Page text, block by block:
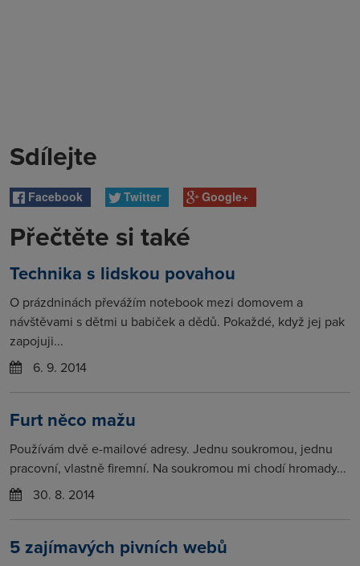
Sdílejte
Facebook Twitter Google+
Přečtěte si také
Technika s lidskou povahou
O prázdninách převážím notebook mezi domovem a
návštěvami s dětmi u babiček a dědů. Pokaždé, když jej pak
zapojuji...
6. 9. 2014
Furt něco mažu
Používám dvě e-mailové adresy. Jednu soukromou, jednu
pracovní, vlastně firemní. Na soukromou mi chodí hromady...
30. 8. 2014
5 zajímavých pivních webů